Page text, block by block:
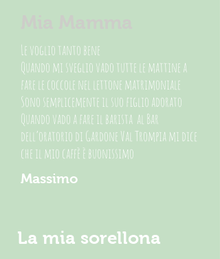
Le voglio tanto bene
Quando mi sveglio vado tutte le mattine a
fare le coccole nel lettone matrimoniale
Sono semplicemente il suo figlio adorato
Quando vado a fare il barista al Bar
dell’oratorio di Gardone Val Trompia mi dice
che il mio caffè è buonissimo
Massimo
La mia sorellona